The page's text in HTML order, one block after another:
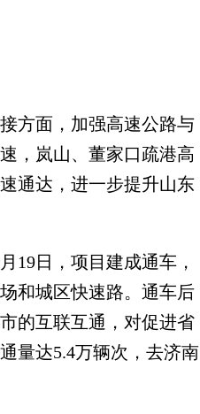
方面，加强高速公路与
，岚山、董家口疏港高
通达，进一步提升山东
日，项目建成通车，
和城区快速路。通车后
的互联互通，对促进省
量达5.4万辆次，去济南